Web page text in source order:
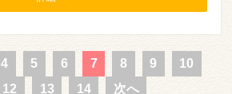
4 5 6 7 8 9
10
12 13 14 次へ